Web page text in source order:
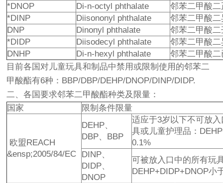
*DNOP
Di-n-octyl phthalate
邻苯二甲酸
*DINP
Diisononyl phthalate
邻苯二甲酸
DNP
Dinonyl phthalate
邻苯二甲酸
*DIDP
Diisodecyl phthalate
邻苯二甲酸
DNHP
Di-n-hexyl phthalate
邻苯二甲酸
目前各国对儿童玩具和制品中禁用或限制使用的邻苯二
甲酸酯有6种：BBP/DBP/DEHP/DNOP/DINP/DIDP.
二、各国要求邻苯二甲酸酯种类及限量：
国家
限制条件限量
欧盟REACH
&ensp;2005/84/EC
DEHP、
DBP、BBP
适应于3岁以下不可放
具或儿童护理品：
0.1%
DINP、
DIDP、
DNOP
可被放入口中的所有玩
DEHP+DIDP+DNOP小